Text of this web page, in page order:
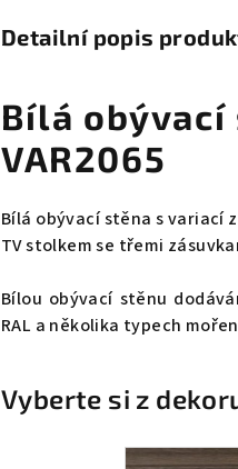
Detailní popis
Bílá obývací
VAR2065
Bílá obývací stěna s variací
TV stolkem se třemi
Bílou obývací stěnu
RAL a několika typech
Vyberte si z